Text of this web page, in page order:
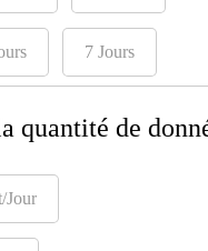
7 Jours
quantité de
Jour